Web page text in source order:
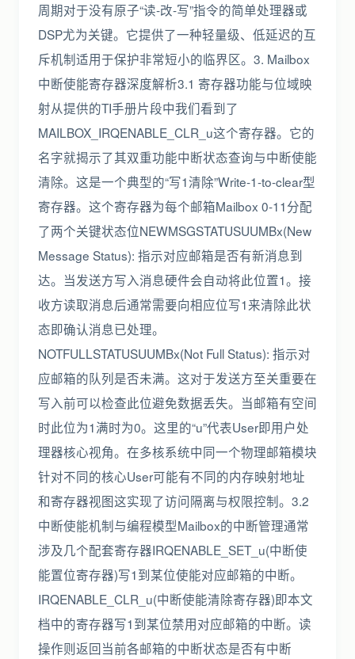
周期对于没有原子“读-改-写”指令的简单处理器或
DSP尤为关键。它提供了一种轻量级、低延迟的互
斥机制适用于保护非常短小的临界区。3. Mailbox
中断使能寄存器深度解析3.1 寄存器功能与位域映
射从提供的TI手册片段中我们看到了
MAILBOX_IRQENABLE_CLR_u这个寄存器。它的
名字就揭示了其双重功能中断状态查询与中断使能
清除。这是一个典型的“写1清除”Write-1-to-clear型
寄存器。这个寄存器为每个邮箱Mailbox 0-11分配
了两个关键状态位NEWMSGSTATUSUUMBx(New
Message Status): 指示对应邮箱是否有新消息到
达。当发送方写入消息硬件会自动将此位置1。接
收方读取消息后通常需要向相应位写1来清除此状
态即确认消息已处理。
NOTFULLSTATUSUUMBx(Not Full Status): 指示对
应邮箱的队列是否未满。这对于发送方至关重要在
写入前可以检查此位避免数据丢失。当邮箱有空间
时此位为1满时为0。这里的“u”代表User即用户处
理器核心视角。在多核系统中同一个物理邮箱模块
针对不同的核心User可能有不同的内存映射地址
和寄存器视图这实现了访问隔离与权限控制。3.2
中断使能机制与编程模型Mailbox的中断管理通常
涉及几个配套寄存器IRQENABLE_SET_u(中断使
能置位寄存器)写1到某位使能对应邮箱的中断。
IRQENABLE_CLR_u(中断使能清除寄存器)即本文
档中的寄存器写1到某位禁用对应邮箱的中断。读
操作则返回当前各邮箱的中断状态是否有中断